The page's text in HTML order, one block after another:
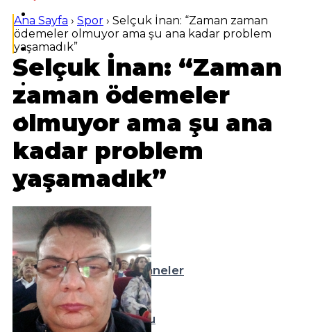
Dünya
Spor
Magazin
Sağlık
Teknoloji
Resmi İlanlar
Diğer
Nöbetçi Eczaneler
Hava Durumu
Ana Sayfa › Spor › Selçuk İnan: “Zaman zaman
ödemeler olmuyor ama şu ana kadar problem
yaşamadık”
Selçuk İnan: “Zaman
zaman ödemeler
olmuyor ama şu ana
kadar problem
yaşamadık”